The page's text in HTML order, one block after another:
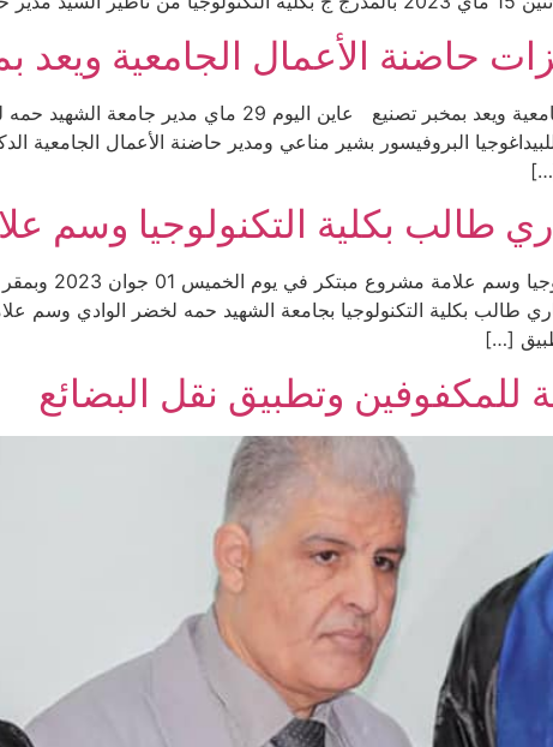
حاضنة الأعمال الجامعية ويعد
مدير الجامعة يعاين تجهيزات حاضنة الأعمال الجامعية ويعد
البروفيسور بشير مناعي ومدير حاضنة الأعمال الجامعية
طالب بكلية التكنولوجيا وسم
استلام
طالب بكلية التكنولوجيا بجامعة الشهيد حمه لخضر الوادي
[…]
للمكفوفين وتطبيق نقل البضائع